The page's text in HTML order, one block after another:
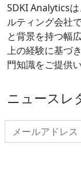
SDKI Analytics
ルティング会社
と背景を持つ幅
上の経験に基づ
門知識をご提供
ニュースレ